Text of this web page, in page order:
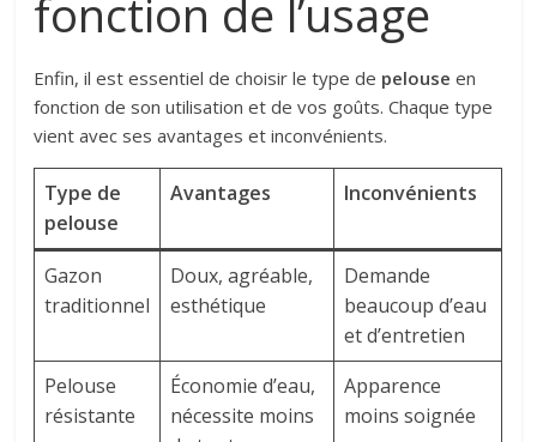
fonction de l’usage
Enfin, il est essentiel de choisir le type de pelouse en
fonction de son utilisation et de vos goûts. Chaque type
vient avec ses avantages et inconvénients.
Type de
pelouse
Avantages Inconvénients
Gazon
traditionnel
Doux, agréable,
esthétique
Demande
beaucoup d’eau
et d’entretien
Pelouse
résistante
Économie d’eau,
nécessite moins
Apparence
moins soignée